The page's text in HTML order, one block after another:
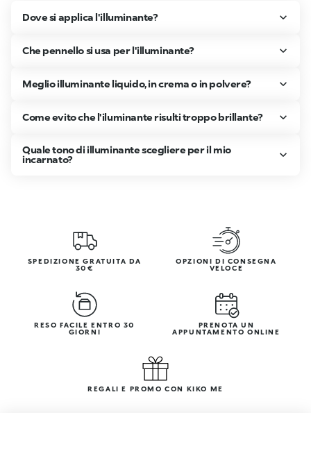
Dove si applica l'illuminante?
Che pennello si usa per l'illuminante?
Meglio illuminante liquido, in crema o in polvere?
Come evito che l'iluminante risulti troppo brillante?
Quale tono di illuminante scegliere per il mio
incarnato?
SPEDIZIONE GRATUITA DA
30€
OPZIONI DI CONSEGNA
VELOCE
RESO FACILE ENTRO 30
GIORNI
PRENOTA UN
APPUNTAMENTO ONLINE
REGALI E PROMO CON KIKO ME